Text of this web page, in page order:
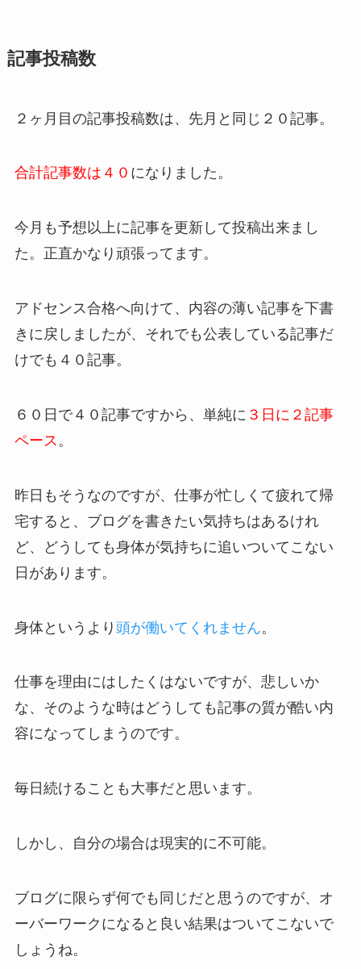
記事投稿数
２ヶ月目の記事投稿数は、先月と同じ２０記事。
合計記事数は４０ になりました。
今月も予想以上に記事を更新して投稿出来まし
た。正直かなり頑張ってます。
アドセンス合格へ向けて、内容の薄い記事を下書
きに戻しましたが、それでも公表している記事だ
けでも４０記事。
６０日で４０記事ですから、単純に ３日に２記事
ペース 。
昨日もそうなのですが、仕事が忙しくて疲れて帰
宅すると、ブログを書きたい気持ちはあるけれ
ど、どうしても身体が気持ちに追いついてこない
日があります。
身体というより 頭が働いてくれません。
仕事を理由にはしたくはないですが、悲しいか
な、そのような時はどうしても記事の質が酷い内
容になってしまうのです。
毎日続けることも大事だと思います。
しかし、自分の場合は現実的に不可能。
ブログに限らず何でも同じだと思うのですが、オ
ーバーワークになると良い結果はついてこないで
しょうね。